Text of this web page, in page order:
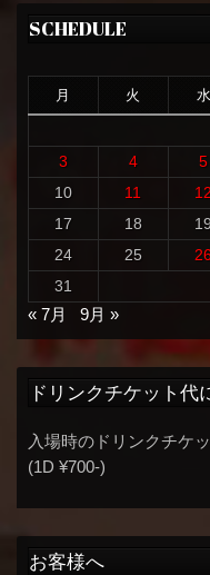
SCHEDULE
月 火 水
3
4 5
10
11 12
17
18 19
24
25
31
« 7月
9月 »
ドリンクチケット代
入場時のドリンクチケ
(1D ¥700-)
お客様へ